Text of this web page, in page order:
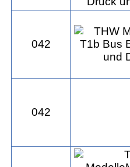
042
042